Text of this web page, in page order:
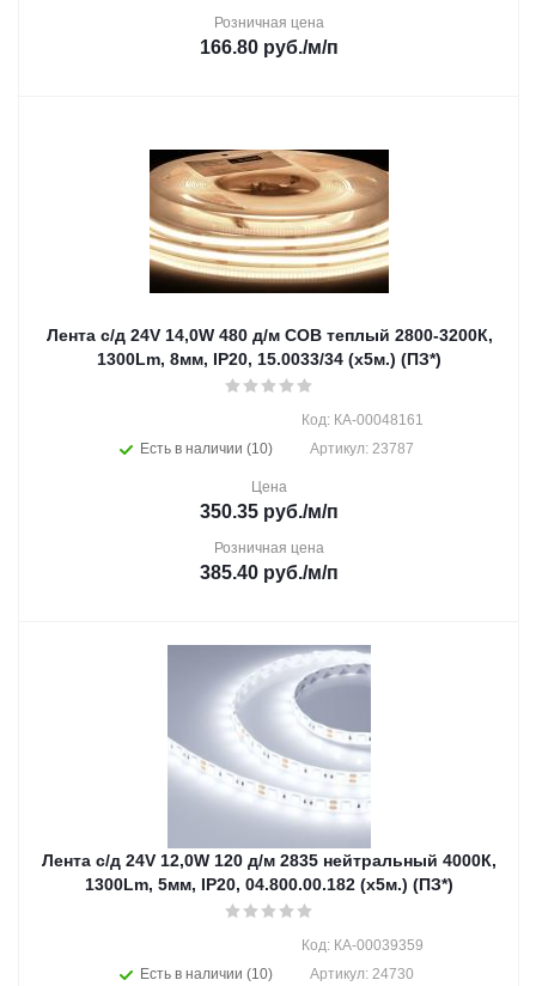
Розничная цена
166.80 руб./м/п
Лента с/д 24V 14,0W 480 д/м СОВ теплый 2800-3200К,
1300Lm, 8мм, IP20, 15.0033/34 (х5м.) (ПЗ*)
Есть в наличии (10)
Код: КА-00048161
Артикул: 23787
Цена
350.35 руб./м/п
Розничная цена
385.40 руб./м/п
Лента с/д 24V 12,0W 120 д/м 2835 нейтральный 4000К,
1300Lm, 5мм, IP20, 04.800.00.182 (х5м.) (ПЗ*)
Есть в наличии (10)
Код: КА-00039359
Артикул: 24730